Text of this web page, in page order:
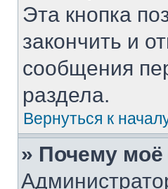
Эта кнопка
закончить и
сообщения
раздела.
Вернуться к
» Почему моё